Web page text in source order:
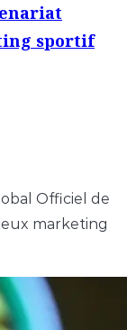
sportif
Officiel de
marketing